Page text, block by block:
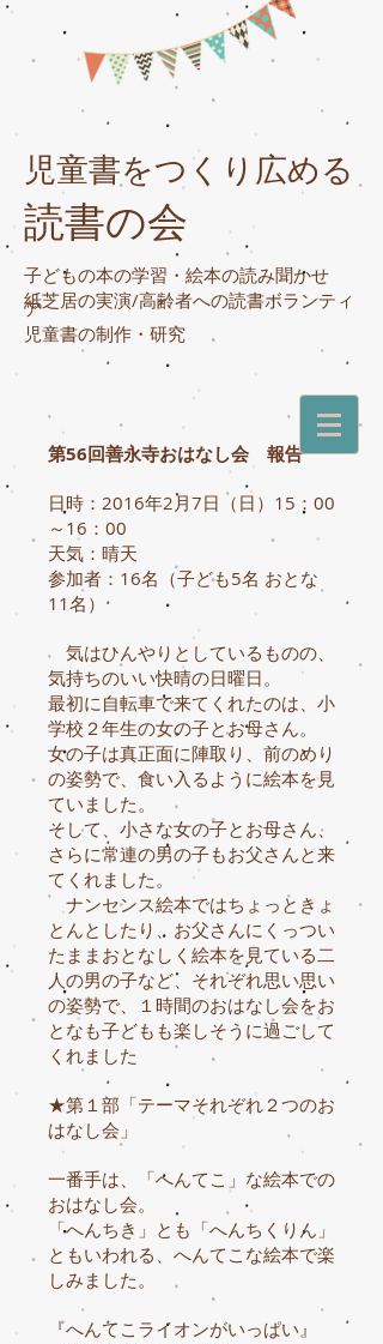
児童書をつくり広める
読書の会
子どもの本の学習・絵本の読み聞かせ
紙芝居の実演/高齢者への読書ボランティ
ア
​児童書の制作・研究
第56回善永寺おはなし会 報告
日時：2016年2月7日（日）15：00
～16：00
天気：晴天
参加者：16名（子ども5名 おとな
11名）
気はひんやりとしているものの、
気持ちのいい快晴の日曜日。
最初に自転車で来てくれたのは、小
学校２年生の女の子とお母さん。
女の子は真正面に陣取り、前のめり
の姿勢で、食い入るように絵本を見
ていました。
そして、小さな女の子とお母さん、
さらに常連の男の子もお父さんと来
てくれました。
ナンセンス絵本ではちょっときょ
とんとしたり、お父さんにくっつい
たままおとなしく絵本を見ている二
人の男の子など、それぞれ思い思い
の姿勢で、１時間のおはなし会をお
となも子どもも楽しそうに過ごして
くれました
★第１部「テーマそれぞれ２つのお
はなし会」
一番手は、「へんてこ」な絵本での
おはなし会。
「へんちき」とも「へんちくりん」
ともいわれる、へんてこな絵本で楽
しみました。
『へんてこライオンがいっぱい』